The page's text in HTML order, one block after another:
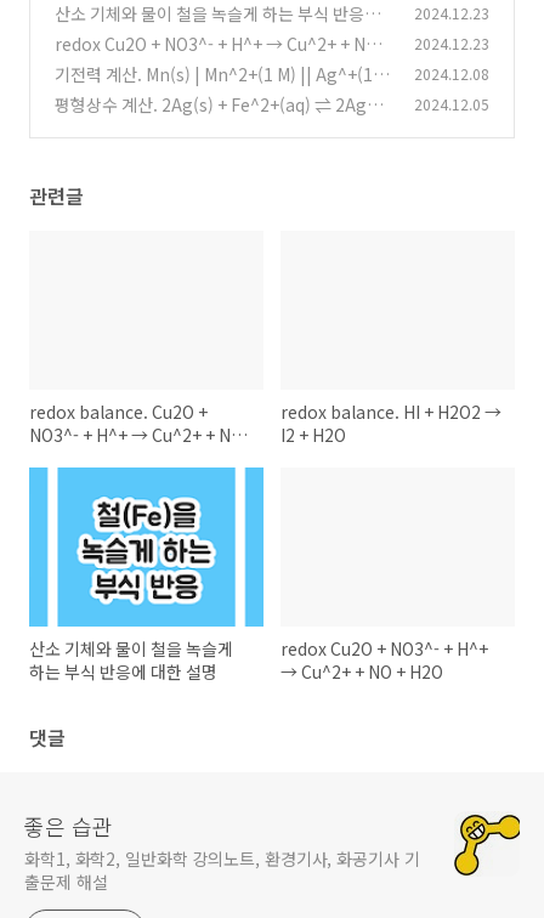
산소 기체와 물이 철을 녹슬게 하는 부식 반응에
대한 설명
(1)
2024.12.23
redox Cu2O + NO3^- + H^+ → Cu^2+ + NO +
H2O (1)
2024.12.23
기전력 계산. Mn(s) | Mn^2+(1 M) || Ag^+(1
M) | Ag(s)
(1)
2024.12.08
평형상수 계산. 2Ag(s) + Fe^2+(aq) ⇌ 2Ag^+
2024.12.05
관련글
redox balance. Cu2O +
NO3^- + H^+ → Cu^2+ + NO
redox balance. HI + H2O2 →
I2 + H2O
산소 기체와 물이 철을 녹슬게
하는 부식 반응에 대한 설명
redox Cu2O + NO3^- + H^+
→ Cu^2+ + NO + H2O
댓글
좋은 습관
화학1, 화학2, 일반화학 강의노트, 환경기사, 화공기사 기
출문제 해설